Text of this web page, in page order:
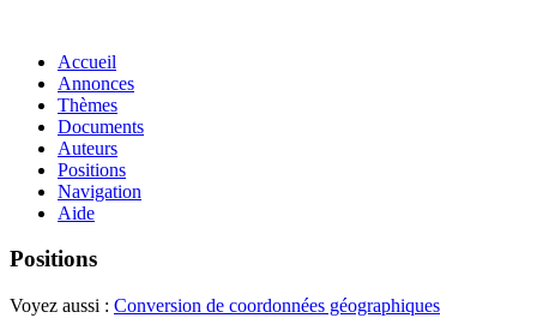
Accueil
Annonces
Thèmes
Documents
Auteurs
Positions
Navigation
Aide
Positions
Voyez aussi : Conversion de coordonnées géographiques